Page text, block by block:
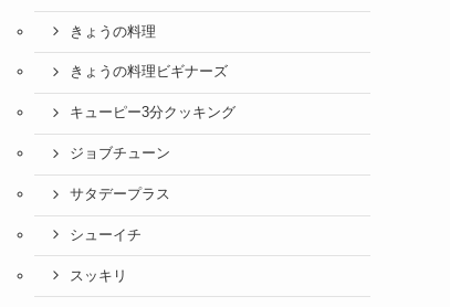
きょうの料理
きょうの料理ビギナーズ
キューピー3分クッキング
ジョブチューン
サタデープラス
シューイチ
スッキリ